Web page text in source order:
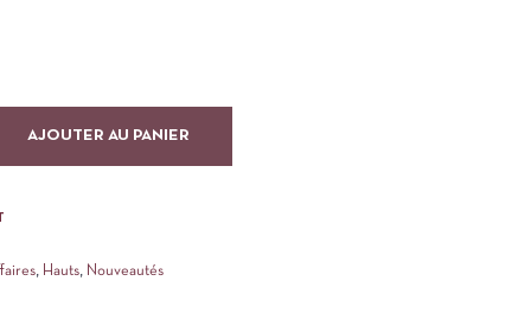
AJOUTER AU PANIER
, Hauts, Nouveautés